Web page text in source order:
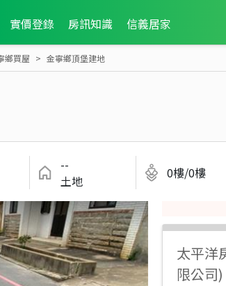
實價登錄 房訊知識 信義居家
鄉買屋 金寧鄉頂堡建地
--
土地
0樓/0樓
太平洋
限公司)